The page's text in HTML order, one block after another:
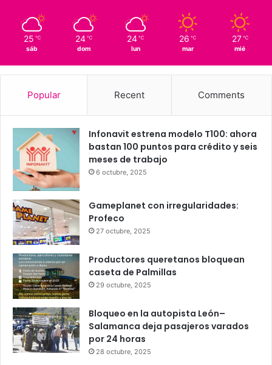
25 ℃
sáb
24 ℃
dom
24 ℃
lun
26 ℃
mar
27 ℃
mié
Popular Recent Comments
Infonavit estrena modelo T100: ahora
bastan 100 puntos para crédito y seis
meses de trabajo
6 octubre, 2025
Gameplanet con irregularidades:
Profeco
27 octubre, 2025
Productores queretanos bloquean
caseta de Palmillas
29 octubre, 2025
Bloqueo en la autopista León–
Salamanca deja pasajeros varados
por 24 horas
28 octubre, 2025